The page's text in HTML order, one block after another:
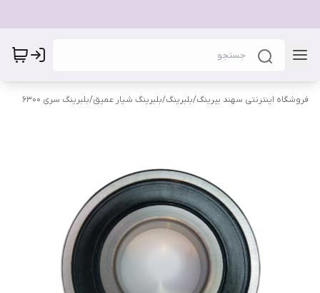
فروشگاه اینترنتی سهند بیرینگ/بلبرینگ/بلبرینگ شیار عمیق/بلبرینگ سری 6300